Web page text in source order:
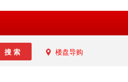
楼盘导购